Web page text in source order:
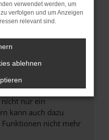
einem privaten
vorübergehende
Browser und dein
neuesten Stand
nur ein
kann auch dazu
nicht mehr
verwendet werden, um
verfolgen und um Anzeigen
relevant sind.
ablehnen